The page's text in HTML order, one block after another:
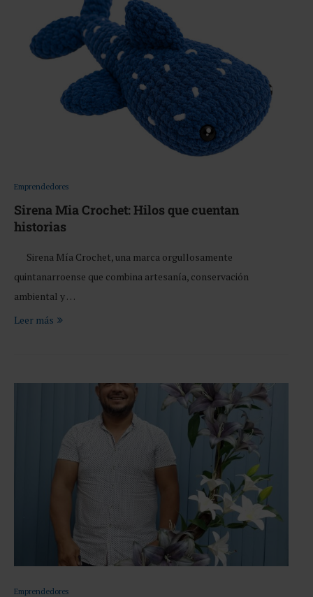
Emprendedores
Sirena Mia Crochet: Hilos que cuentan
historias
Sirena Mía Crochet, una marca orgullosamente
quintanarroense que combina artesanía, conservación
ambiental y …
Leer más
Emprendedores